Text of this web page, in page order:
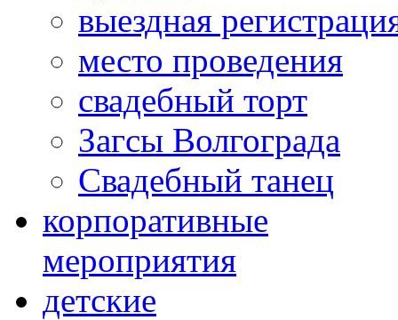
выездная
место проведения
свадебный торт
Загсы Волгограда
Свадебный танец
корпоративные
мероприятия
детские